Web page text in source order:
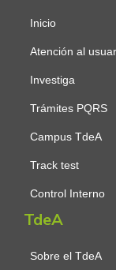
Inicio
Atención al
Investiga
Trámites PQRS
Campus TdeA
Track test
Control Interno
TdeA
Sobre el TdeA